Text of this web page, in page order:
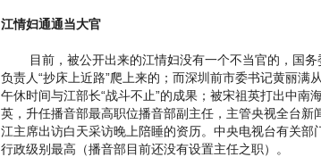
江情妇通通当大官
目前，被公开出来的江情妇没有一个不当官的，国务
负责人“抄床上近路”爬上来的；而深圳前市委书记黄丽满
午休时间与江部长“战斗不止”的成果；被宋祖英打出中南
英，升任播音部最高职位播音部副主任，主管央视全台
江主席出访白天采访晚上陪睡的资历。中央电视台有关部
行政级别最高（播音部目前还没有设置主任之职）。